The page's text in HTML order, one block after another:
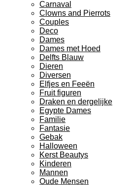
Carnaval
Clowns and Pierrots
Couples
Deco
Dames
Dames met Hoed
Delfts Blauw
Dieren
Diversen
Elfjes en Feeën
Fruit figuren
Draken en dergelijke
Egypte Dames
Familie
Fantasie
Gebak
Halloween
Kerst Beautys
Kinderen
Mannen
Oude Mensen